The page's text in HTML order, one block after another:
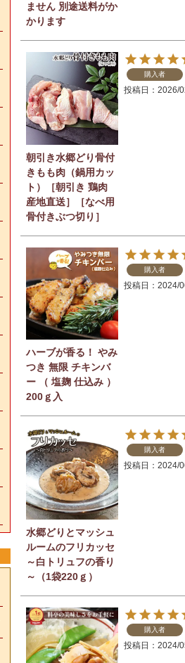
ません 別途送料がか
かります
朝引き水郷どり骨付
きもも肉（鍋用カッ
ト）［朝引き 鶏肉
産地直送］［なべ用
骨付きぶつ切り］
購入者
投稿日 2026/
ハーブが香る！ やみ
つき 無限 チキンバ
ー （ 塩麹 仕込み ）
200ｇ入
購入者
投稿日 2024/
水郷どりとマッシュ
ルームのフリカッセ
～白トリュフの香り
～（1袋220ｇ）
購入者
投稿日 2024/
購入者
投稿日 2024/